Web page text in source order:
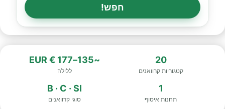
חפש!
20
קטגוריות קרוואנים
~135–177 € EUR
ללילה
1
תחנות איסוף
B · C · SI
סוגי קרוואנים